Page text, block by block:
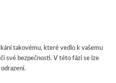
takovému, které vedlo k vašemu
své bezpečnosti. V této fázi se lze